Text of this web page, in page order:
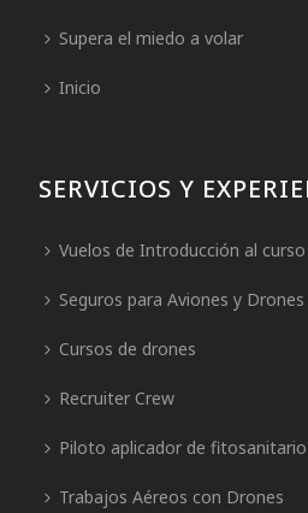
Supera el miedo a volar
Inicio
SERVICIOS Y
Vuelos de Introducción al
Seguros para Aviones y Drones
Cursos de drones
Recruiter Crew
Piloto aplicador de
Trabajos Aéreos con Drones